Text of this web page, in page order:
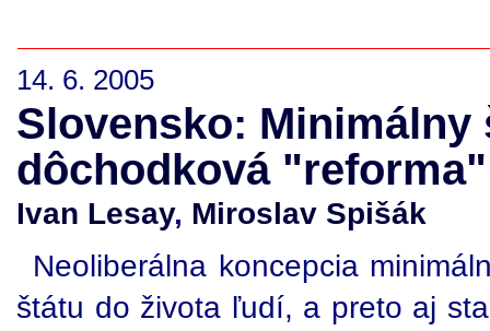
14. 6. 2005
Slovensko: Minimálny
dôchodková "reforma"
Ivan Lesay, Miroslav Spišák
Neoliberálna koncepcia
štátu do života ľudí, a preto aj